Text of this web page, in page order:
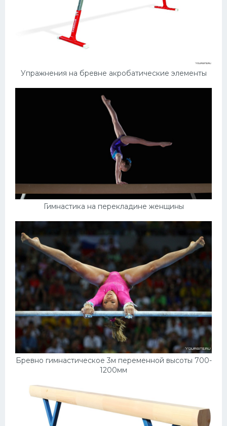
Упражнения на бревне акробатические элементы
Гимнастика на перекладине женщины
Бревно гимнастическое 3м переменной высоты 700-
1200мм